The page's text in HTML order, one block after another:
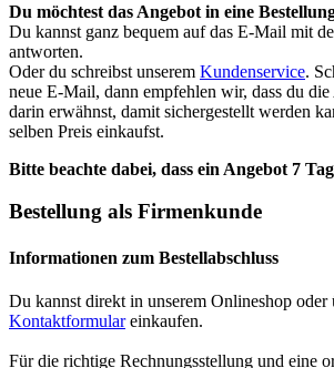
Du möchtest das Angebot in eine
Du kannst ganz bequem auf das E-Mail mit
antworten.
Oder du schreibst unserem Kundenservice.
neue E-Mail, dann empfehlen wir, dass du
darin erwähnst, damit sichergestellt werden
selben Preis einkaufst.
Bitte beachte dabei, dass ein Angebot 7
Bestellung als Firmenkunde
Informationen zum Bestellabschluss
Du kannst direkt in unserem Onlineshop oder
Kontaktformulareinkaufen.
Für die richtige Rechnungsstellung und eine